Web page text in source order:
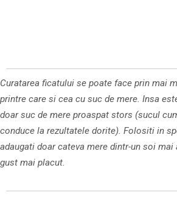
Curatarea ficatului se poate face prin mai
printre care si cea cu suc de mere. Insa
doar suc de mere proaspat stors (sucul
conduce la rezultatele dorite). Folositi in
adaugati doar cateva mere dintr-un soi mai
gust mai placut.